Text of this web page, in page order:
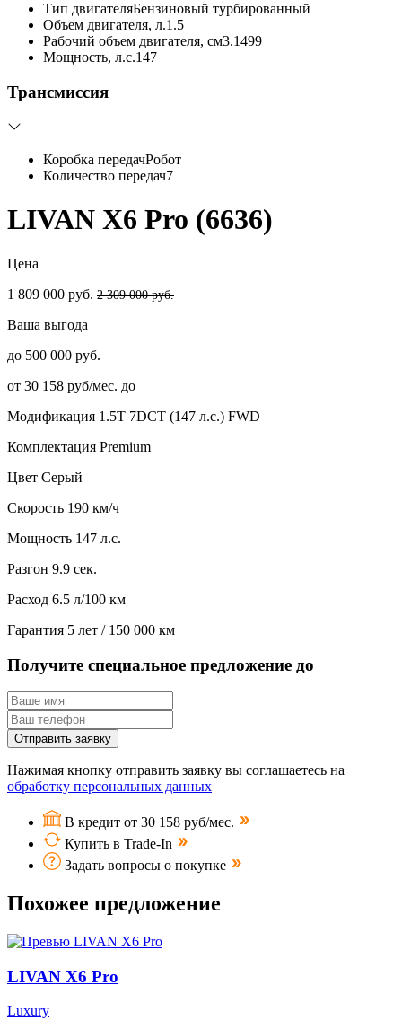
Тип двигателяБензиновый турбированный
Объем двигателя, л.1.5
Рабочий объем двигателя, см3.1499
Мощность, л.с.147
Трансмиссия
Коробка передачРобот
Количество передач7
LIVAN X6 Pro (6636)
Цена
1 809 000 руб. 2 309 000 руб.
Ваша выгода
до 500 000 руб.
от 30 158 руб/мес. до
Модификация 1.5T 7DCT (147 л.с.) FWD
Комплектация Premium
Цвет Серый
Скорость 190 км/ч
Мощность 147 л.с.
Разгон 9.9 сек.
Расход 6.5 л/100 км
Гарантия 5 лет / 150 000 км
Получите специальное предложение до
Отправить заявку
Нажимая кнопку отправить заявку вы соглашаетесь на
обработку персональных данных
В кредит от 30 158 руб/мес.
Купить в Trade-In
Задать вопросы о покупке
Похожее предложение
LIVAN X6 Pro
Luxury